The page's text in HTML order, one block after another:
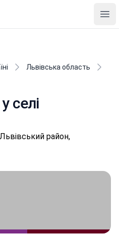
Львівська область
селі
район,